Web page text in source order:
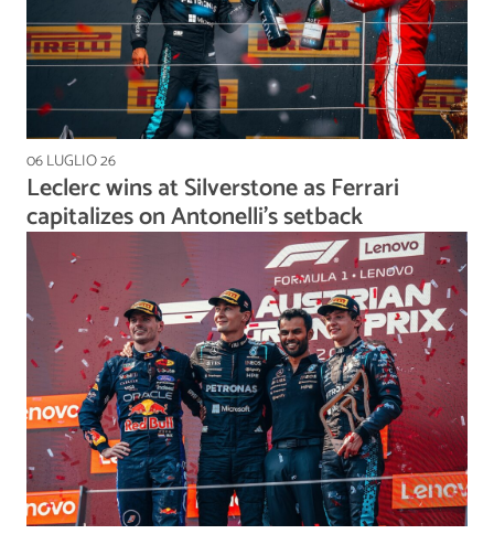
06 LUGLIO 26
Leclerc wins at Silverstone as Ferrari
capitalizes on Antonelli's setback